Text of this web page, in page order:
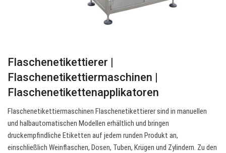
Flaschenetikettierer |
Flaschenetikettiermaschinen |
Flaschenetikettenapplikatoren
Flaschenetikettiermaschinen Flaschenetikettierer sind in manuellen
und halbautomatischen Modellen erhältlich und bringen
druckempfindliche Etiketten auf jedem runden Produkt an,
einschließlich Weinflaschen, Dosen, Tuben, Krügen und Zylindern. Zu den